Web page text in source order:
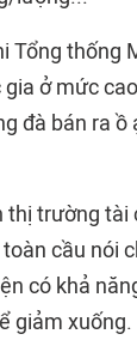
Tổng thống
ở mức
đà bán ra ồ
thị trường
cầu nói
có khả
giảm xuống.